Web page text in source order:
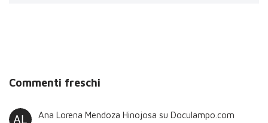
Commenti freschi
Ana Lorena Mendoza Hinojosa su Doculampo.com